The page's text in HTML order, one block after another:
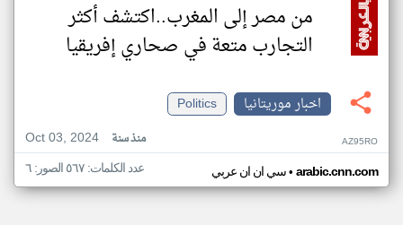
من مصر إلى المغرب..اكتشف أكثر
التجارب متعة في صحاري إفريقيا
اخبار موريتانيا
Politics
Oct 03, 2024
منذ سنة AZ95RO
سي ان ان عربي• arabic.cnn.com عدد الكلمات: ٥٦٧ الصور: ٦